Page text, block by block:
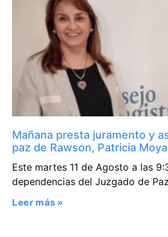
Mañana presta juramento y
paz de Rawson, Patricia
Este martes 11 de Agosto a las
dependencias del Juzgado de Paz
Leer más »